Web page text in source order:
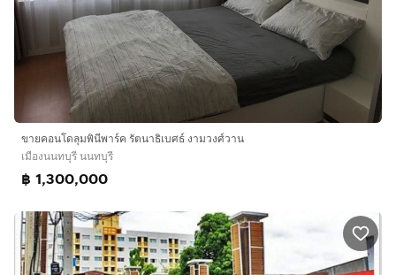
ขายคอนโดลุมพินีพาร์ค รัตนาธิเบศธ์ งามวงศ์วาน
เมืองนนทบุรี นนทบุรี
฿ 1,300,000